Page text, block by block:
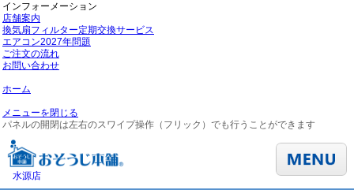
インフォーメーション
店舗案内
換気扇フィルター定期交換サービス
エアコン2027年問題
ご注文の流れ
お問い合わせ
ホーム
メニューを閉じる
パネルの開閉は左右のスワイプ操作（フリック）でも行うことができます
水源店